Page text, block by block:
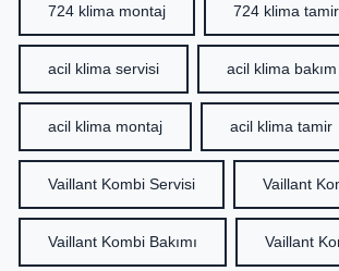
724 klima montaj 724 klima tamir
acil klima servisi acil klima bakım
acil klima montaj acil klima tamir
Vaillant Kombi Servisi Vaillant
Vaillant Kombi Bakımı Vaillant